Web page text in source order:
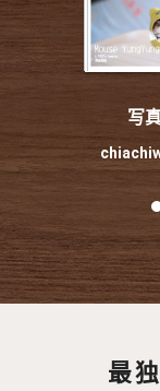
写
最